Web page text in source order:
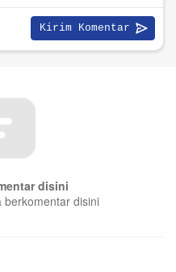
disini
berkomentar disini